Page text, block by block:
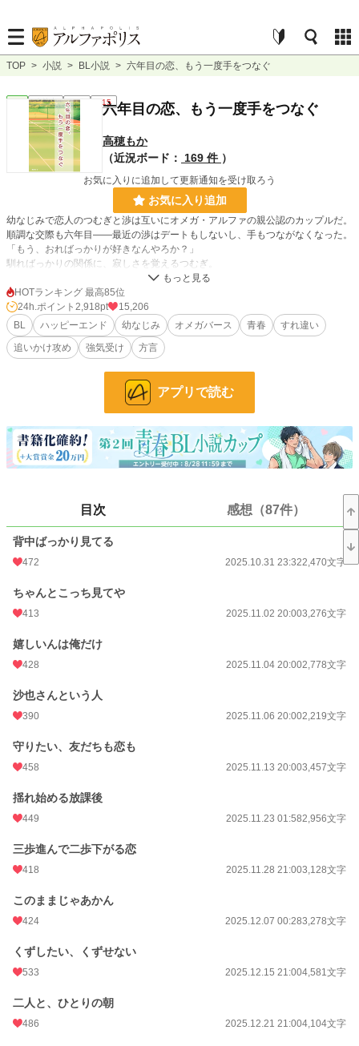
TOP > 小説 > BL小説 > 六年目の恋、もう一度手をつなぐ
連載中 長編 R15
六年目の恋、もう一度手をつなぐ
高穂もか
（近況ボード：
169 件 ）
お気に入りに追加して更新通知を受け取ろう
お気に入り追加
幼なじみで恋人のつむぎと渉は互いにオメガ・アルファの親公認のカップルだ。
順調な交際も六年目――最近の渉はデートもしないし、手もつながなくなった。
「もう、おればっかりが好きなんやろか？」
馴ればっかりの関係に、寂しさを覚えるつむぎ。
そのうえ、渉は二人の通う高校にやってきた美貌の転校生・沙也にかまってばか
りで。他のオメガには、優しく甘く接する恋人にもやもやしてしまう。
嫉妬をしても、「友達なんやから面倒なこというなって」と笑われ、遂にはお泊
りまでしたと聞き……
「そっちがその気なら、もういい！」
堪忍袋の緒が切れたつむぎは、別れを切り出す。すると、渉は意外な反応
倦怠期を乗り越えて、もう一度恋をする。幼なじみオメガバースBLです♡
451 位 / 228,881 件
BL 68 位 / 31,446 件
お気に入り 1,310
文字数 97,828
週間ポイント
月間ポイント 118,607 pt (337 位)
年間ポイント
累計ポイント 632,282 pt (8,678 位)
HOTランキング 最高85位
24h.ポイント 2,918pt
15,206
BL
ハッピーエンド 幼なじみ オメガバース 青春
すれ違い
追いかけ攻め
強気受け 方言
アプリで読む
目次 感想（87件）
背中ばっかり見てる
472 2025.10.31 23:322,470文字
ちゃんとこっち見てや
413 2025.11.02 20:003,276文字
嬉しいんは俺だけ
428 2025.11.04 20:002,778文字
沙也さんという人
390 2025.11.06 20:002,219文字
守りたい、友だちも恋も
458 2025.11.13 20:003,457文字
揺れ始める放課後
449 2025.11.23 01:582,956文字
三歩進んで二歩下がる恋
418 2025.11.28 21:003,128文字
このままじゃあかん
424 2025.12.07 00:283,278文字
くずしたい、くずせない
533 2025.12.15 21:004,581文字
二人と、ひとりの朝
486 2025.12.21 21:004,104文字